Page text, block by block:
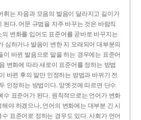
휘는 자음과 모음의 발음이 달라지고 길이가
된다. 어문 규범을 자주 바꾸는 것은 바람직
변화를 입어도 표준어를 곧바로 바꾸지는
심하거나 발음이 변한 지 오래되어 대부분의
이 바뀐 발음으로 말을 하는 경우에는 표준어
변화에 따라 새로이 표준어를 정하는 방법
바뀐 후의 말만 인정하는 방법과 바뀌기 전
인정하는 방법이다. 앞엣것에 따르면 단수
수 표준어가 된다. 원칙적으로는 언어가 변화
야 하겠으나, 언어의 변화에는 대부분 긴 시
표준어로 정하는 경우도 있다. 사회가 언어